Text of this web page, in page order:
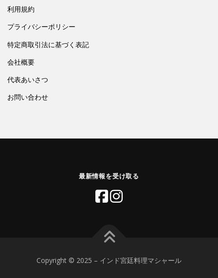
利用規約
プライバシーポリシー
特定商取引法に基づく表記
会社概要
代表あいさつ
お問い合わせ
最新情報を受け取る
Copyright © 2025 – インド宮廷料理マシャール